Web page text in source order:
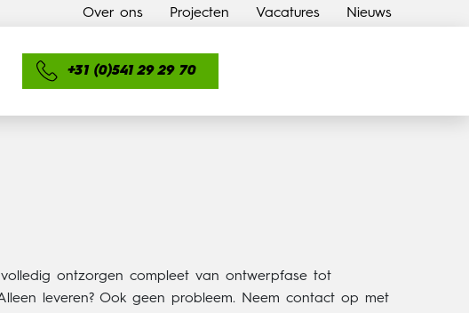
Over ons Projecten Vacatures Nieuws
+31 (0)541 29 29 70
ontzorgen compleet van ontwerpfase tot
leveren? Ook geen probleem. Neem contact op met